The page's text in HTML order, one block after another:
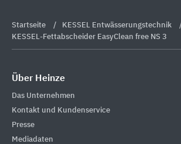
Startseite
KESSEL Entwässerungstechnik
KESSEL-Fettabscheider EasyClean free NS 3
Über Heinze
Das Unternehmen
Kontakt und Kundenservice
Presse
Mediadaten